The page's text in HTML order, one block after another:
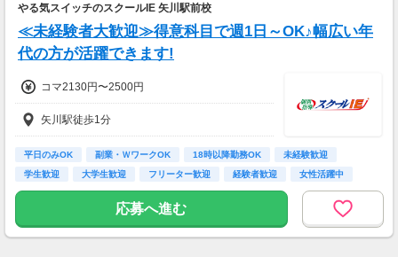
やる気スイッチのスクールIE 矢川駅前校
≪未経験者大歓迎≫得意科目で週1日～OK♪幅広い年
代の方が活躍できます!
コマ2130円〜2500円
矢川駅徒歩1分
平日のみOK 副業・ＷワークOK 18時以降勤務OK
未経験歓迎
学生歓迎
大学生歓迎 フリーター歓迎 経験者歓迎 女性活躍中
応募へ進む